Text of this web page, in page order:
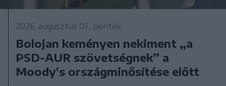
2026. augusztus 07., péntek
Bolojan keményen nekiment „a
PSD-AUR szövetségnek” a
Moody's országminősítése előtt